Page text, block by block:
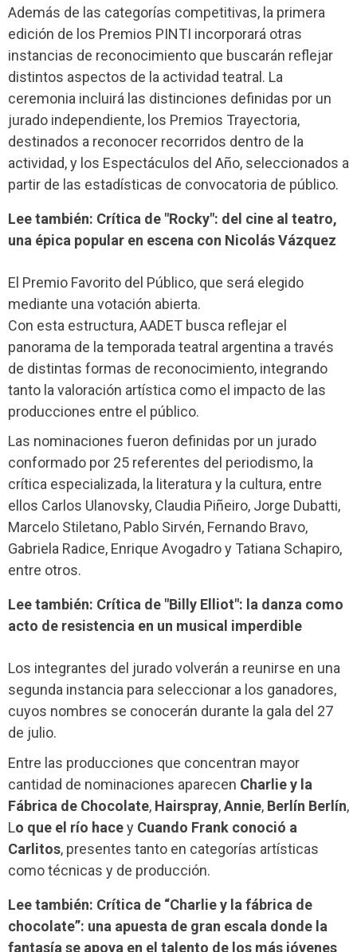
Además de las categorías competitivas, la primera
edición de los Premios PINTI incorporará otras
instancias de reconocimiento que buscarán reflejar
distintos aspectos de la actividad teatral. La
ceremonia incluirá las distinciones definidas por un
jurado independiente, los Premios Trayectoria,
destinados a reconocer recorridos dentro de la
actividad, y los Espectáculos del Año, seleccionados a
partir de las estadísticas de convocatoria de público.
Lee también: Crítica de "Rocky": del cine al teatro,
una épica popular en escena con Nicolás Vázquez
El Premio Favorito del Público, que será elegido
mediante una votación abierta.
Con esta estructura, AADET busca reflejar el
panorama de la temporada teatral argentina a través
de distintas formas de reconocimiento, integrando
tanto la valoración artística como el impacto de las
producciones entre el público.
Las nominaciones fueron definidas por un jurado
conformado por 25 referentes del periodismo, la
crítica especializada, la literatura y la cultura, entre
ellos Carlos Ulanovsky, Claudia Piñeiro, Jorge Dubatti,
Marcelo Stiletano, Pablo Sirvén, Fernando Bravo,
Gabriela Radice, Enrique Avogadro y Tatiana Schapiro,
entre otros.
Lee también: Crítica de "Billy Elliot": la danza como
acto de resistencia en un musical imperdible
Los integrantes del jurado volverán a reunirse en una
segunda instancia para seleccionar a los ganadores,
cuyos nombres se conocerán durante la gala del 27
de julio.
Entre las producciones que concentran mayor
cantidad de nominaciones aparecen Charlie y la
Fábrica de Chocolate, Hairspray,Annie, Berlín Berlín,
Lo que el río hacey Cuando Frank conoció a
Carlitos, presentes tanto en categorías artísticas
como técnicas y de producción.
Lee también: Crítica de “Charlie y la fábrica de
chocolate”: una apuesta de gran escala donde la
fantasía se apoya en el talento de los más jóvenes